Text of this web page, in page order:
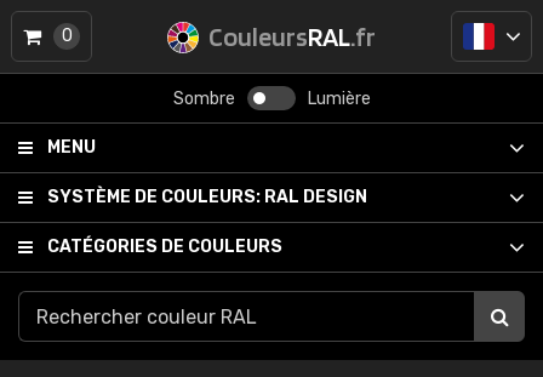
CouleursRAL.fr
Sombre Lumière
MENU
SYSTÈME DE COULEURS: RAL DESIGN
CATÉGORIES DE COULEURS
0